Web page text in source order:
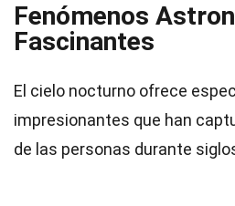
Fenómenos
Fascinantes
El cielo nocturno ofrece
impresionantes que han
de las personas durante